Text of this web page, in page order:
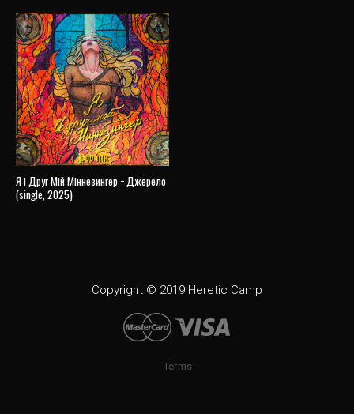
Я і Друг Мій Міннезингер − Джерело
(single, 2025)
Copyright © 2019 Heretic Camp
Terms